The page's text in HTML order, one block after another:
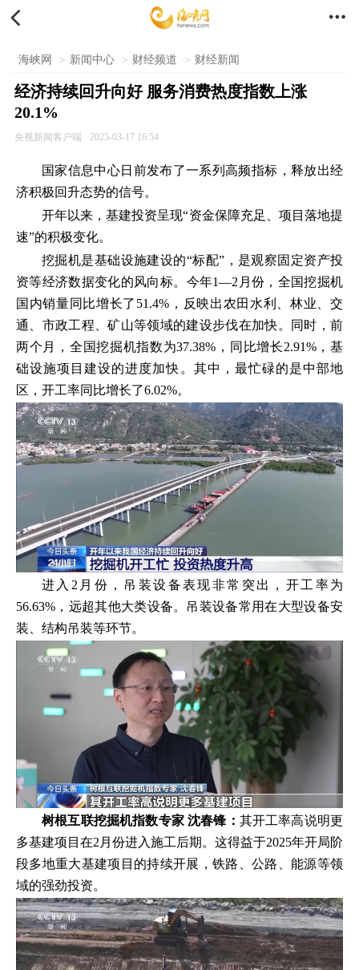
 
海峡网 > 新闻中心 > 财经频道 > 财经新闻
经济持续回升向好 服务消费热度指数上涨
20.1%
央视新闻客户端 2025-03-17 16:54
国家信息中心日前发布了一系列高频指标，释放出经
济积极回升态势的信号。
开年以来，基建投资呈现“资金保障充足、项目落地提
速”的积极变化。
挖掘机是基础设施建设的“标配”，是观察固定资产投
资等经济数据变化的风向标。今年1—2月份，全国挖掘机
国内销量同比增长了51.4%，反映出农田水利、林业、交
通、市政工程、矿山等领域的建设步伐在加快。同时，前
两个月，全国挖掘机指数为37.38%，同比增长2.91%，基
础设施项目建设的进度加快。其中，最忙碌的是中部地
区，开工率同比增长了6.02%。
进入2月份，吊装设备表现非常突出，开工率为
56.63%，远超其他大类设备。吊装设备常用在大型设备安
装、结构吊装等环节。
树根互联挖掘机指数专家 沈春锋： 其开工率高说明更
多基建项目在2月份进入施工后期。这得益于2025年开局阶
段多地重大基建项目的持续开展，铁路、公路、能源等领
域的强劲投资。